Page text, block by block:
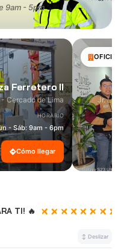
9am - 5pm
Ferretero II
Cercado de Lima
HORARIO
- Sáb: 9am - 6pm
Cómo llegar
OFICINA
Jr. Las
TI! 🔥
↕ Deslizar